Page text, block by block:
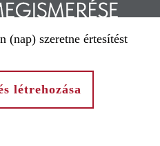
(nap) szeretne értesítést
létrehozása